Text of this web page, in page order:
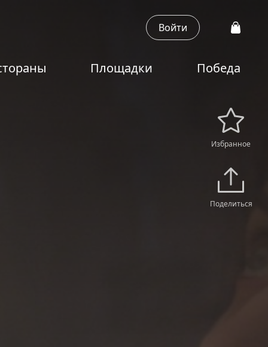
Войти
Площадки Победа
Избранное
Поделиться